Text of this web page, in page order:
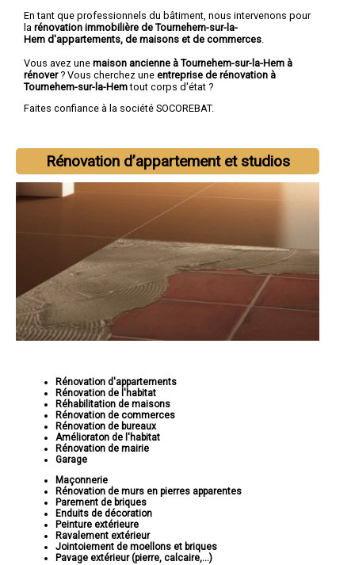
En tant que professionnels du bâtiment, nous intervenons pour
la rénovation immobilière de Tournehem-sur-la-
Hem d'appartements, de maisons et de commerces
Vous avez une maison ancienne à Tournehem-sur-la-Hem à
rénover? Vous cherchez une entreprise de rénovation à
Tournehem-sur-la-Hemtout corps d'état ?
Faites confiance à la société SOCOREBAT.
Rénovation d’appartement et studios
Rénovation d'appartements
Rénovation de l'habitat
Réhabilitation de maisons
Rénovation de commerces
Rénovation de bureaux
Amélioraton de l'habitat
Rénovation de mairie
Garage
Maçonnerie
Rénovation de murs en pierres apparentes
Parement de briques
Enduits de décoration
Peinture extérieure
Ravalement extérieur
Jointoiement de moellons et briques
Pavage extérieur (pierre, calcaire,...)